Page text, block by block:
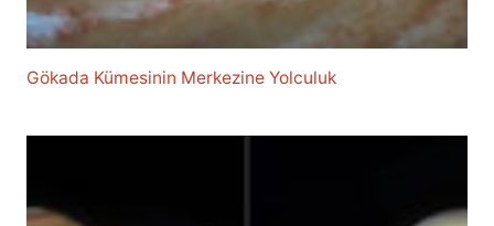
Gökada Kümesinin Merkezine Yolculuk